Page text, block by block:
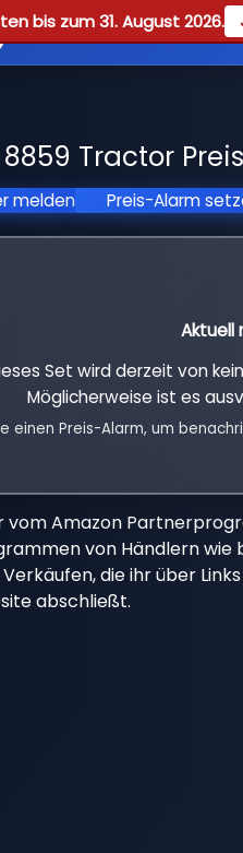
bis zum 31. August 2026.
Reviews
Tractor
melden Preis-Alarm
Aktuell
Set wird derzeit von
Möglicherweise ist es
einen Preis-Alarm, um
vom Amazon
von Händlern wie
die ihr über
abschließt.